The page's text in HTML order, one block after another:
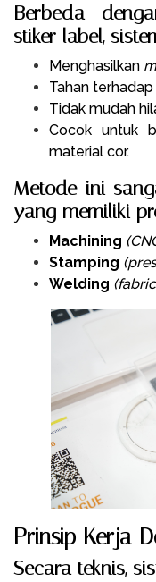
Berbeda
stiker label,
Menghasilkan
Tahan
Tidak mudah
Cocok untuk
material cor.
Metode ini
yang memiliki
Machining
Stamping
Welding
Prinsip Kerja
Secara teknis,